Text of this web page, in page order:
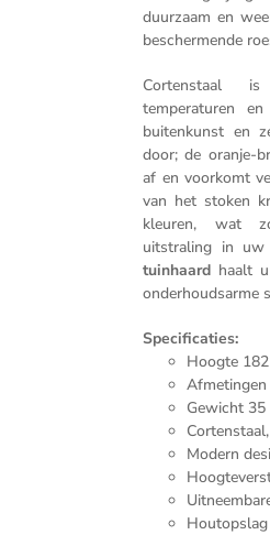
duurzaam en
beschermende
Cortenstaal
temperaturen
buitenkunst en
door; de oranje-
af en voorkomt
van het stoken
kleuren, wat
uitstraling in uw
tuinhaard haalt
onderhoudsarme
Specificaties:
Hoogte
Gewicht 35
Modern